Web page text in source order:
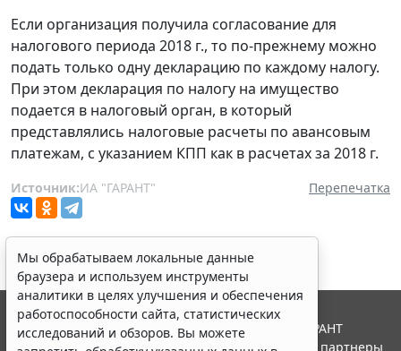
Если организация получила согласование для
налогового периода 2018 г., то по-прежнему можно
подать только одну декларацию по каждому налогу.
При этом декларация по налогу на имущество
подается в налоговый орган, в который
представлялись налоговые расчеты по авансовым
платежам, с указанием КПП как в расчетах за 2018 г.
Источник:ИА "ГАРАНТ" Перепечатка
Мы обрабатываем локальные данные
браузера и используем инструменты
аналитики в целях улучшения и обеспечения
работоспособности сайта, статистических
исследований и обзоров. Вы можете
© ООО "НПП "ГАРАНТ-СЕРВИС", 2026. Система ГАРАНТ
выпускается с 1990 года. Компания "Гарант" и ее партнеры